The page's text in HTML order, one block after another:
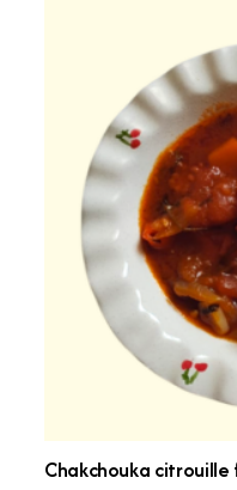
Chakchouka citrouille